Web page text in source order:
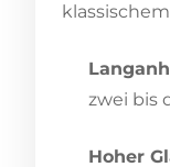
zwei bis
Hoher